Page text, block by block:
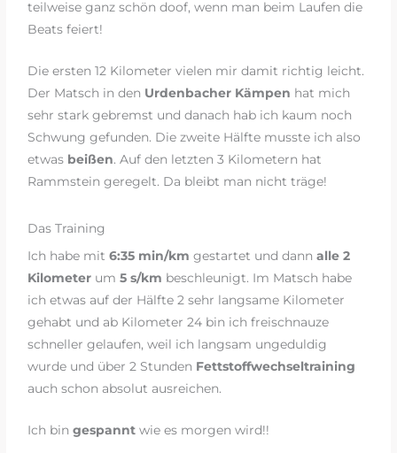
teilweise ganz schön doof, wenn man beim Laufen die
Beats feiert!
Die ersten 12 Kilometer vielen mir damit richtig leicht.
Der Matsch in den Urdenbacher Kämpen hat mich
sehr stark gebremst und danach hab ich kaum noch
Schwung gefunden. Die zweite Hälfte musste ich also
etwas beißen. Auf den letzten 3 Kilometern hat
Rammstein geregelt. Da bleibt man nicht träge!
Das Training
Ich habe mit 6:35 min/km gestartet und dannalle 2
Kilometer um5 s/km beschleunigt. Im Matsch habe
ich etwas auf der Hälfte 2 sehr langsame Kilometer
gehabt und ab Kilometer 24 bin ich freischnauze
schneller gelaufen, weil ich langsam ungeduldig
wurde und über 2 Stunden Fettstoffwechseltraining
auch schon absolut ausreichen.
Ich bingespannt wie es morgen wird!!